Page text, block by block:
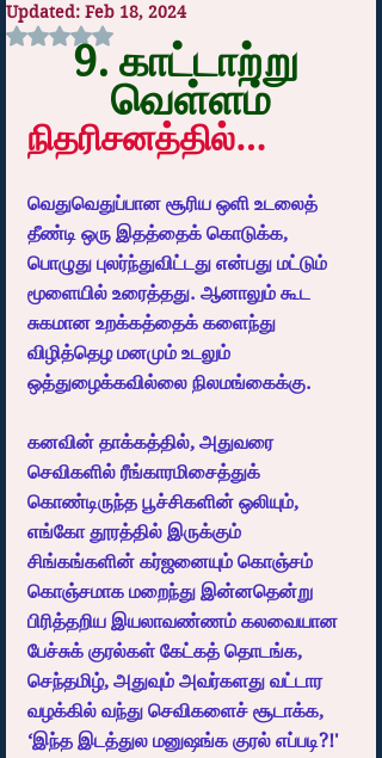
Updated: Feb 18, 2024
Rated NaN out of 5 stars.
9. காட்டாற்று
வெள்ளம்
நிதரிசனத்தில்…
வெதுவெதுப்பான சூரிய ஒளி உடலைத்
தீண்டி ஒரு இதத்தைக் கொடுக்க,
பொழுது புலர்ந்துவிட்டது என்பது மட்டும்
மூளையில் உரைத்தது. ஆனாலும் கூட
சுகமான உறக்கத்தைக் களைந்து
விழித்தெழ மனமும் உடலும்
ஒத்துழைக்கவில்லை நிலமங்கைக்கு.
கனவின் தாக்கத்தில், அதுவரை
செவிகளில் ரீங்காரமிசைத்துக்
கொண்டிருந்த பூச்சிகளின் ஒலியும்,
எங்கோ தூரத்தில் இருக்கும்
சிங்கங்களின் கர்ஜனையும் கொஞ்சம்
கொஞ்சமாக மறைந்து இன்னதென்று
பிரித்தறிய இயலாவண்ணம் கலவையான
பேச்சுக் குரல்கள் கேட்கத் தொடங்க,
செந்தமிழ், அதுவும் அவர்களது வட்டார
வழக்கில் வந்து செவிகளைச் சூடாக்க,
‘இந்த இடத்துல மனுஷங்க குரல் எப்படி?!'